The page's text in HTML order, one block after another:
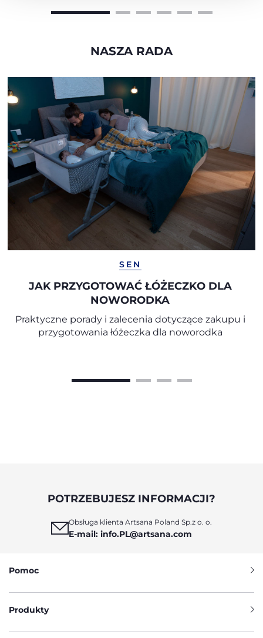
NASZA RADA
SEN
JAK PRZYGOTOWAĆ ŁÓŻECZKO DLA
NOWORODKA
Praktyczne porady i zalecenia dotyczące zakupu i
przygotowania łóżeczka dla noworodka
POTRZEBUJESZ INFORMACJI?
Obsługa klienta Artsana Poland Sp.z o. o.
E-mail: info.PL@artsana.com
Pomoc
Produkty